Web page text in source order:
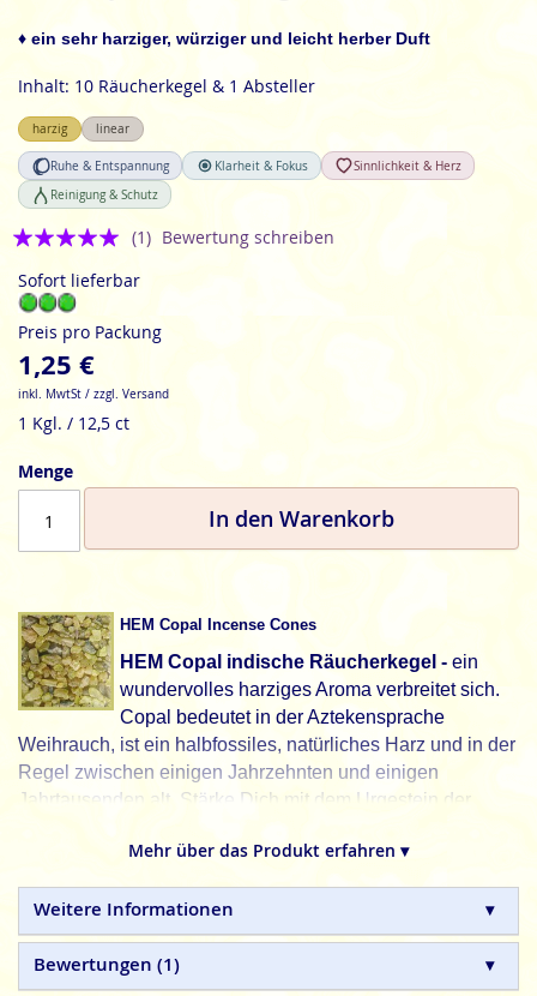
Bildgalerie
springen
♦ ein sehr harziger, würziger und leicht herber Duft
Inhalt: 10 Räucherkegel & 1 Absteller
harzig linear
Ruhe & Entspannung Klarheit & Fokus
Sinnlichkeit & Herz
Reinigung & Schutz
Bewertung:
(1) Bewertung schreiben
Sofort lieferbar
Preis pro Packung
1,25 €
inkl. MwtSt / zzgl. Versand
1 Kgl. / 12,5 ct
Menge
In den Warenkorb
HEM Copal Incense Cones
HEM Copal indische Räucherkegel - ein
wundervolles harziges Aroma verbreitet sich.
Copal bedeutet in der Aztekensprache
Weihrauch, ist ein halbfossiles, natürliches Harz und in der
Regel zwischen einigen Jahrzehnten und einigen
Jahrtausenden alt. Stärke Dich mit dem Urgestein der
die Zeit der mexikanischen Hochkultur.
Auch alsHEM Räucherstäbchenerhältlich. HEM, schöner
leben. Jeden Tag.
HEMindische Räucherkegel (Räucherkerzen) sind in
Handarbeit hergestellte Naturprodukte, ohne tierische,
Mehr über das Produkt erfahren ▾
Weitere Informationen
Bewertungen 1